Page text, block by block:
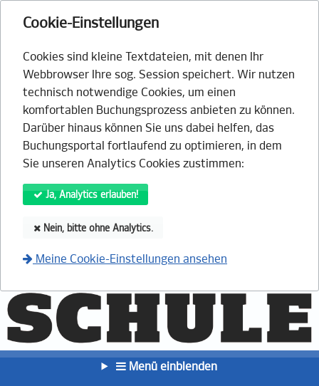
Cookie-Einstellungen
Cookies sind kleine Textdateien, mit denen Ihr
Webbrowser Ihre sog. Session speichert. Wir nutzen
technisch notwendige Cookies, um einen
komfortablen Buchungsprozess anbieten zu können.
Darüber hinaus können Sie uns dabei helfen, das
Buchungsportal fortlaufend zu optimieren, in dem
Sie unseren Analytics Cookies zustimmen:
Ja, Analytics erlauben!
Nein, bitte ohne Analytics.
Meine Cookie-Einstellungen ansehen
Menü einblenden